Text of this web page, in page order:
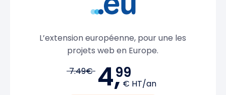
L’extension européenne, pour une les
projets web en Europe.
7.49€ 4,99
€ HT/an